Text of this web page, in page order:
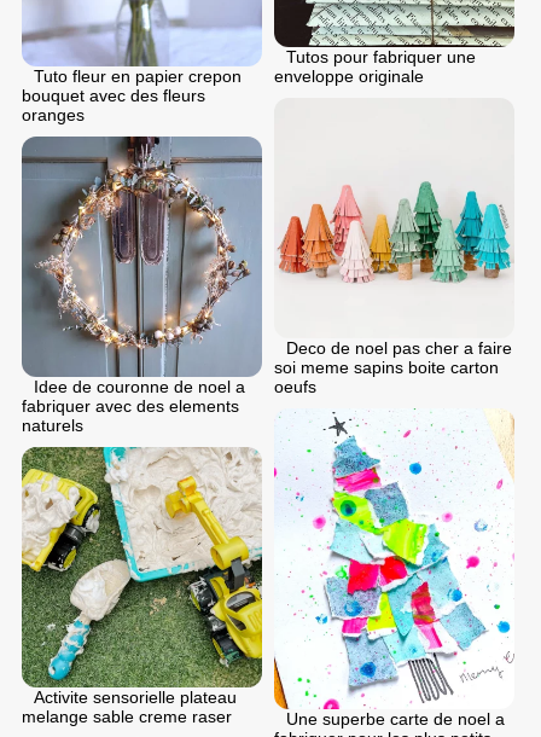
Tutos pour fabriquer une
enveloppe originale
Tuto fleur en papier crepon
bouquet avec des fleurs
oranges
Deco de noel pas cher a faire
soi meme sapins boite carton
oeufs
Idee de couronne de noel a
fabriquer avec des elements
naturels
Une superbe carte de noel a
Activite sensorielle plateau
melange sable creme raser